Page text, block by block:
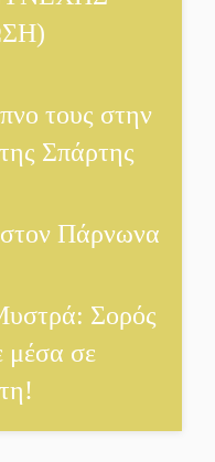
τους στην
Σπάρτης
Πάρνωνα
Σορός
μέσα σε